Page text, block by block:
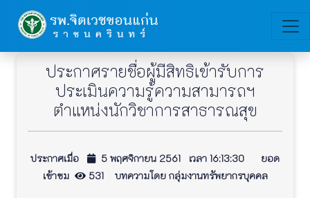
ประกาศรายชื่อผู้มีสิทธิเข้ารับการ
ประเมินความรู้ความสามารถฯ
ตำแหน่งนักวิชาการสาธารณสุข
ประกาศเมื่อ
5 พฤศจิกายน 2561 เวลา 16:13:30 ยอด
เข้าชม
531 บทความโดย กลุ่มงานทรัพยากรบุคคล